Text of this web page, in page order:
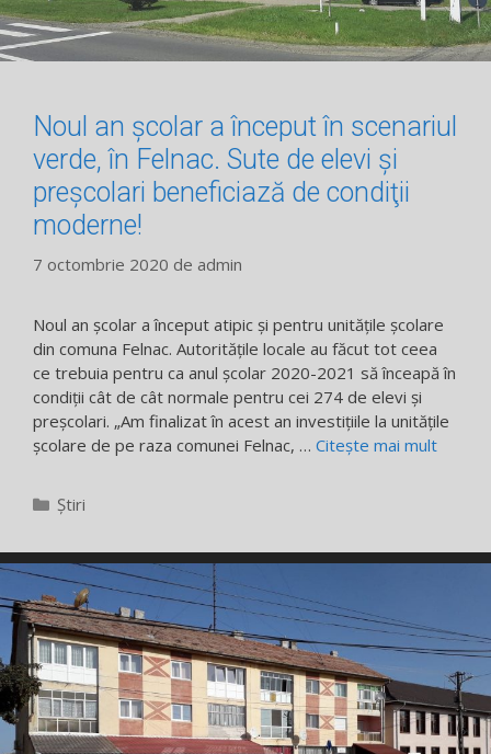
Noul an şcolar a început în scenariul
verde, în Felnac. Sute de elevi şi
preșcolari beneficiază de condiţii
moderne!
7 octombrie 2020 de admin
Noul an şcolar a început atipic şi pentru unităţile şcolare
din comuna Felnac. Autorităţile locale au făcut tot ceea
ce trebuia pentru ca anul şcolar 2020-2021 să înceapă în
condiţii cât de cât normale pentru cei 274 de elevi şi
preșcolari. „Am finalizat în acest an investiţiile la unităţile
şcolare de pe raza comunei Felnac, … Citește mai mult
Categorii
Știri